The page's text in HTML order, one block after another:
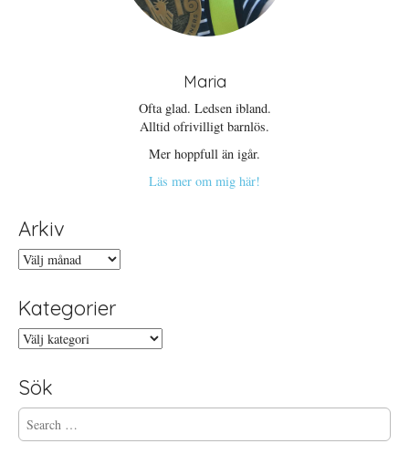
Maria
Ofta glad. Ledsen ibland.
Alltid ofrivilligt barnlös.
Mer hoppfull än igår.
Läs mer om mig här!
Arkiv
Arkiv
Kategorier
Kategorier
Sök
S
e